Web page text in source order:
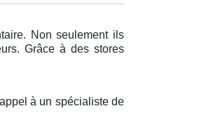
Non seulement ils
Grâce à des stores
à un spécialiste de